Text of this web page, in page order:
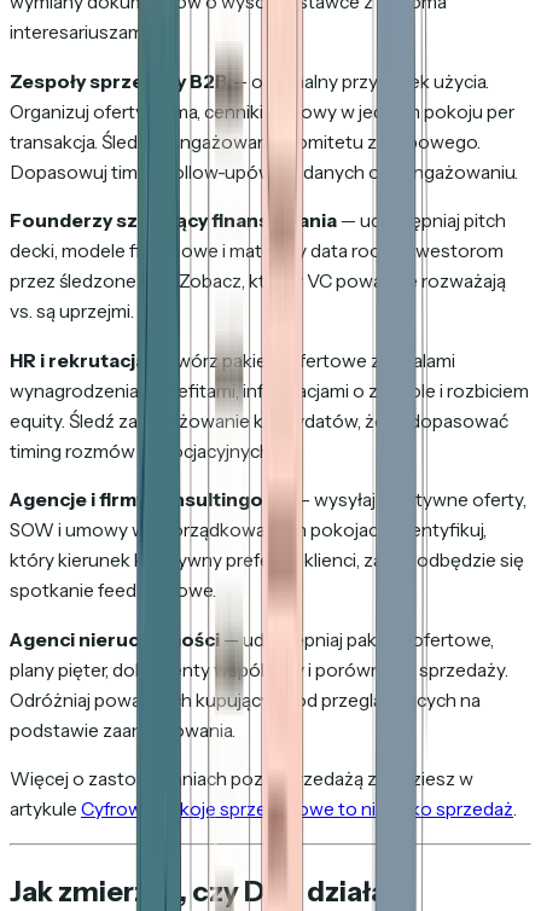
interesariuszami.
Zespoły sprzedaży B2B— oryginalny przypadek użycia.
Organizuj oferty, dema, cenniki i umowy w jednym pokoju per
transakcja. Śledź zaangażowanie komitetu zakupowego.
Dopasowuj timing follow-upów do danych o zaangażowaniu.
Founderzy szukający finansowania — udostępniaj pitch
decki, modele finansowe i materiały data room inwestorom
przez śledzone linki. Zobacz, którzy VC poważnie rozważają
vs. są uprzejmi.
HR i rekrutacja
— twórz pakiety ofertowe z detalami
wynagrodzenia, benefitami, informacjami o zespole i rozbiciem
equity. Śledź zaangażowanie kandydatów, żeby dopasować
timing rozmów negocjacyjnych.
Agencje i firmy konsultingowe
— wysyłaj kreatywne oferty,
SOW i umowy w uporządkowanych pokojach. Identyfikuj,
który kierunek kreatywny preferują klienci, zanim odbędzie się
spotkanie feedbackowe.
Agenci nieruchomości— udostępniaj pakiety ofertowe,
plany pięter, dokumenty wspólnoty i porównania sprzedaży.
Odróżniaj poważnych kupujących od przeglądających na
podstawie zaangażowania.
Więcej o zastosowaniach poza sprzedażą znajdziesz w
artykule Cyfrowe pokoje sprzedażowe to nie tylko sprzedaż.
Jak zmierzyć, czy DSR działa